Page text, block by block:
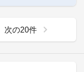
次の20件